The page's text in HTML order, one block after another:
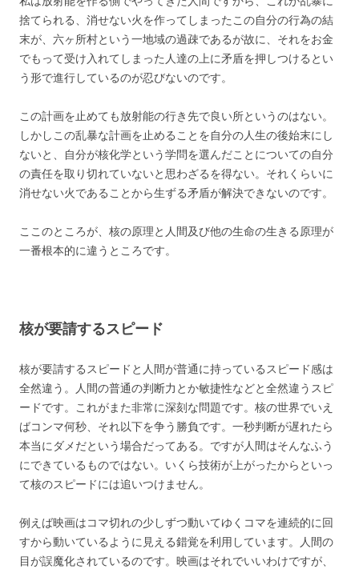
捨てられる、消せない火を作ってしまったこの自分の行為の結
末が、六ヶ所村という一地域の過疎であるが故に、それをお金
でもって受け入れてしまった人達の上に矛盾を押しつけるとい
う形で進行しているのが忍びないのです。
この計画を止めても放射能の行き先で良い所というのはない。
しかしこの乱暴な計画を止めることを自分の人生の後始末にし
ないと、自分が核化学という学問を選んだことについての自分
の責任を取り切れていないと思わざるを得ない。それくらいに
消せない火であることから生ずる矛盾が解決できないのです。
ここのところが、核の原理と人間及び他の生命の生きる原理が
一番根本的に違うところです。
核が要請するスピード
核が要請するスピードと人間が普通に持っているスピード感は
全然違う。人間の普通の判断力とか敏捷性などと全然違うスピ
ードです。これがまた非常に深刻な問題です。核の世界でいえ
ばコンマ何秒、それ以下を争う勝負です。一秒判断が遅れたら
本当にダメだという場合だってある。ですが人間はそんなふう
にできているものではない。いくら技術が上がったからといっ
て核のスピードには追いつけません。
例えば映画はコマ切れの少しずつ動いてゆくコマを連続的に回
すから動いているように見える錯覚を利用しています。人間の
目が誤魔化されているのです。映画はそれでいいわけですが、